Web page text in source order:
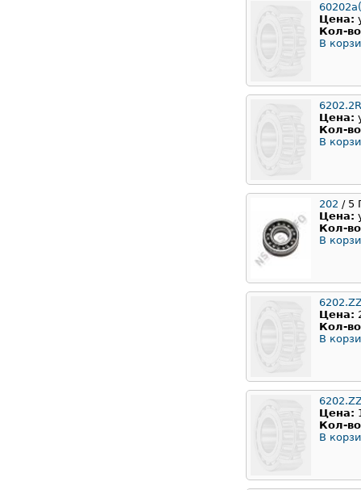
Цена:
Кол-
В
Цена:
Кол-
В
202 / 5
Цена:
Кол-
В
Цена:
Кол-
В
Цена:
Кол-
В